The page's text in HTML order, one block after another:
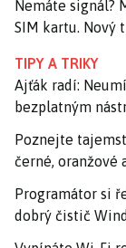
Nemáte signál?
SIM kartu. Nový
TIPY A TRIKY
Ajťák radí:
bezplatným
Poznejte
černé, oranžové
Programátor si
dobrý čistič